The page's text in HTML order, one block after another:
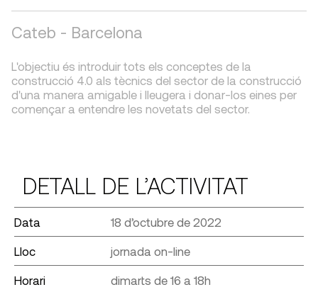
Cateb - Barcelona
L'objectiu és introduir tots els conceptes de la
construcció 4.0 als tècnics del sector de la construcció
d'una manera amigable i lleugera i donar-los eines per
començar a entendre les novetats del sector.
DETALL DE L’ACTIVITAT
Data 18 d’octubre de 2022
Lloc jornada on-line
Horari dimarts de 16 a 18h